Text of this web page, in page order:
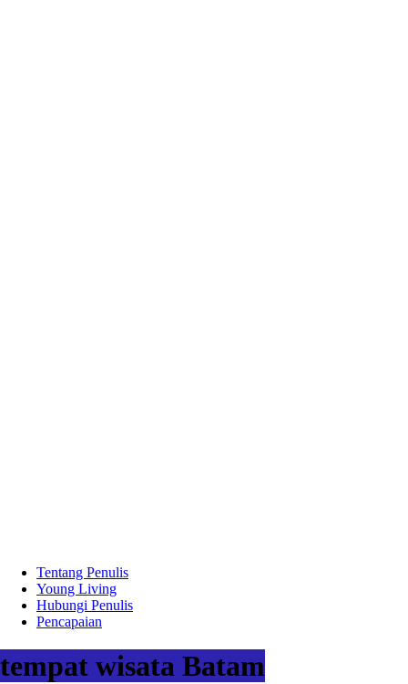
Tentang Penulis
Young Living
Hubungi Penulis
Pencapaian
tempat wisata Batam